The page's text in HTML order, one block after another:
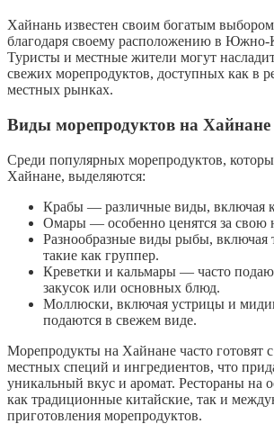
Хайнань известен своим богатым
благодаря своему расположению в Южно-
Туристы и местные жители могут
свежих морепродуктов, доступных как в
местных рынках.
Виды морепродуктов на Хайнане
Среди популярных морепродуктов,
Хайнане, выделяются:
Крабы — различные виды, включая
Омары — особенно ценятся за свою
Разнообразные виды рыбы, включая
такие как группер.
Креветки и кальмары — часто
закусок или основных блюд.
Моллюски, включая устрицы и
подаются в свежем виде.
Морепродукты на Хайнане часто готовят
местных специй и ингредиентов, что
уникальный вкус и аромат. Рестораны на
как традиционные китайские, так и
приготовления морепродуктов.